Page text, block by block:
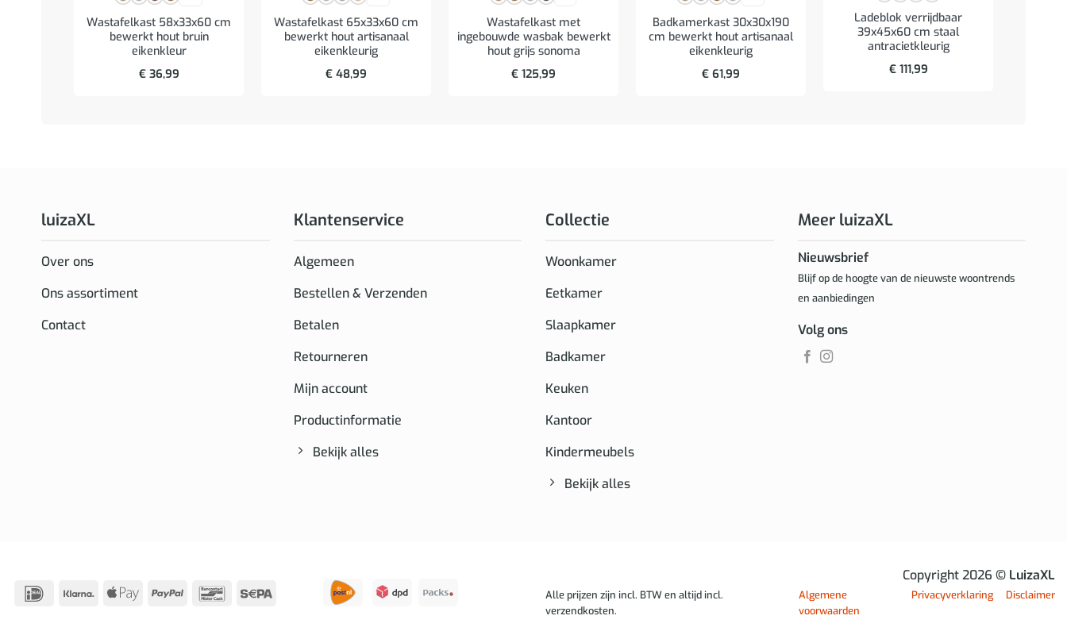
Wastafelkast 58x33x60 cm
bewerkt hout bruin
eikenkleur
€36,99
Wastafelkast 65x33x60 cm
bewerkt hout artisanaal
eikenkleurig
€ 48,99
Wastafelkast met
ingebouwde wasbak bewerkt
hout grijs sonoma
€ 125,99
Badkamerkast 30x30x190
cm bewerkt hout artisanaal
eikenkleurig
€ 61,99
Ladeblok verrijdbaar
39x45x60 cm staal
antracietkleurig
€111,99
luizaXL
Over ons
Ons assortiment
Contact
Klantenservice
Algemeen
Bestellen & Verzenden
Betalen
Retourneren
Mijn account
Productinformatie
Bekijk alles
Collectie
Woonkamer
Eetkamer
Slaapkamer
Badkamer
Keuken
Kantoor
Kindermeubels
Bekijk alles
Meer luizaXL
Nieuwsbrief
Blijf op de hoogte van de nieuwste woontrends
en aanbiedingen
Volg ons
IDeal Klarna Apple
PayPal Bancontact
Copyright 2026 © LuizaXL
Alle prijzen zijn incl. BTW en altijd incl.
verzendkosten.
Algemene
voorwaarden
Privacyverklaring Disclaimer